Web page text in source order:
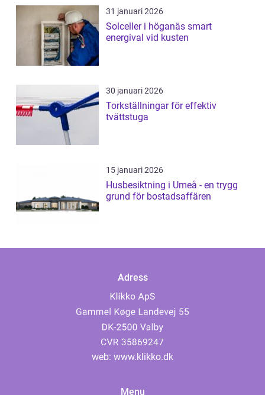
31 januari 2026
Solceller i höganäs smart
energival vid kusten
30 januari 2026
Torkställningar för effektiv
tvättstuga
15 januari 2026
Husbesiktning i Umeå - en trygg
grund för bostadsaffären
Adress
web: www.klikko.dk
Menu